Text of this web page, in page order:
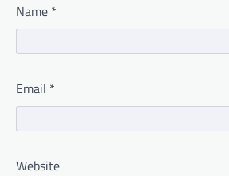
Name *
Email *
Website